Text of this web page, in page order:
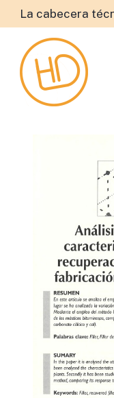
La cabecera